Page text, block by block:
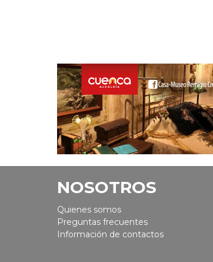
NOSOTROS
Quienes somos
Preguntas frecuentes
Información de contactos